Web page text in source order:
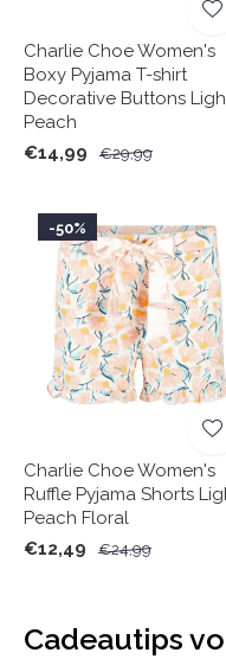
Charlie Choe Women's
Boxy Pyjama T-shirt
Decorative Buttons
Peach
€14,99
€29,99
-50%
Charlie Choe Women's
Ruffle Pyjama Shorts
Peach Floral
€12,49
€24,99
Cadeautips